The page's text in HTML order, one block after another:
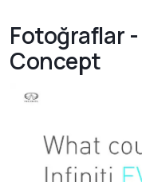
Fotoğraflar
Concept